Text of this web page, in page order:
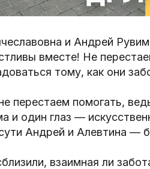
и Андрей
вместе! Не
тому, как они
перестаем помогать,
и один глаз —
Андрей и Алевтина —
взаимная ли